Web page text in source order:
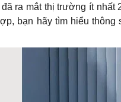
ra mắt thị trường ít nhất
bạn hãy tìm hiểu thông